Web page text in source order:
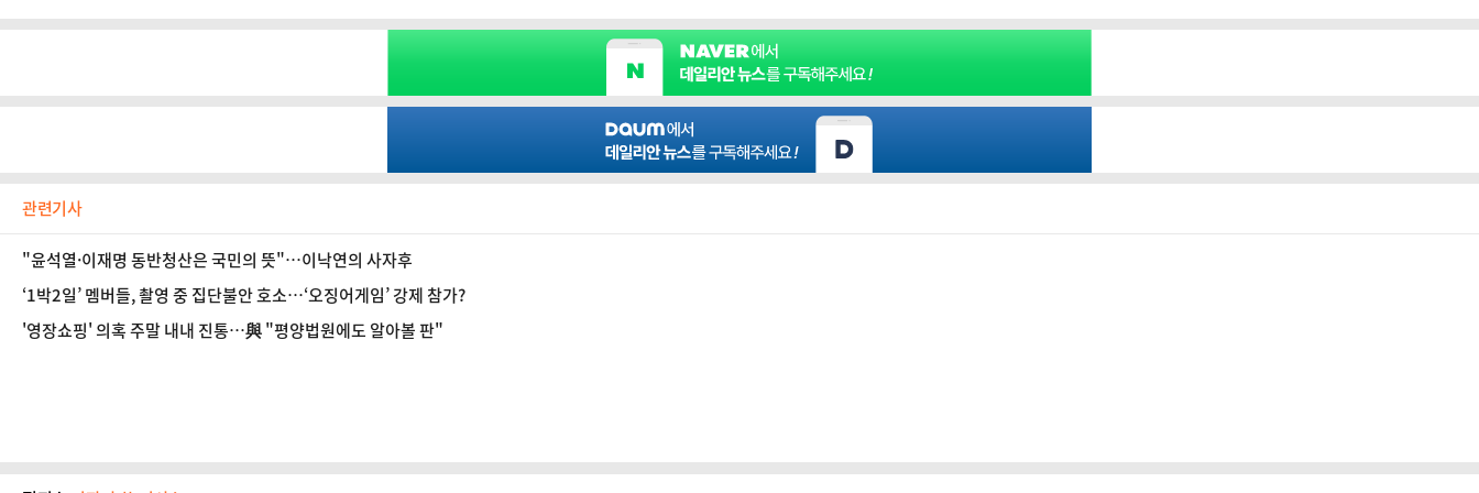
관련기사
"윤석열·이재명 동반청산은 국민의 뜻"…이낙연의 사자후
‘1박2일’ 멤버들, 촬영 중 집단불안 호소…‘오징어게임’ 강제 참가?
'영장쇼핑' 의혹 주말 내내 진통…與 "평양법원에도 알아볼 판"